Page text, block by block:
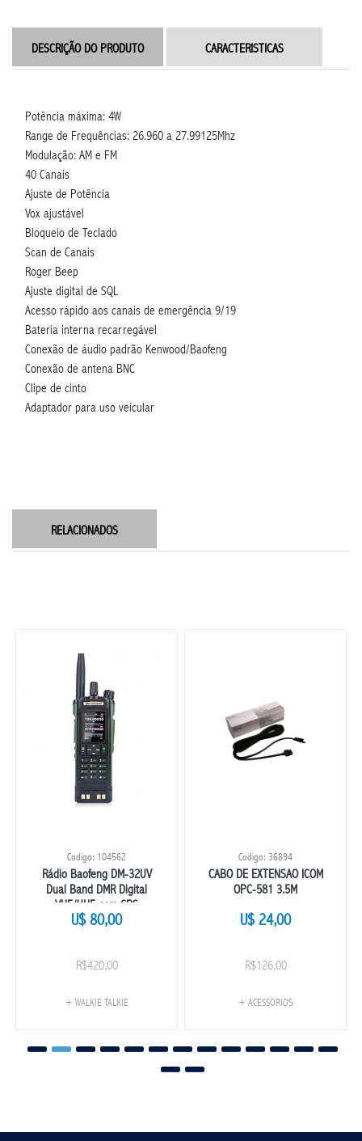
DESCRIÇÃO DO PRODUTO CARACTERISTICAS
Potência máxima: 4W
Range de Frequências: 26.960 a 27.99125Mhz
Modulação: AM e FM
40 Canais
Ajuste de Potência
Vox ajustável
Bloqueio de Teclado
Scan de Canais
Roger Beep
Ajuste digital de SQL
Acesso rápido aos canais de emergência 9/19
Bateria interna recarregável
Conexão de áudio padrão Kenwood/Baofeng
Conexão de antena BNC
Clipe de cinto
Adaptador para uso veícular
RELACIONADOS
Codigo: 104562
Rádio Baofeng DM-32UV
Dual Band DMR Digital
VHF/UHF com GPS
Integrado, APRS, Banda
U$ 80,00
R$420,00
+ WALKIE TALKIE
Codigo: 36894
CABO DE EXTENSAO ICOM
OPC-581 3.5M
U$ 24,00
R$126,00
+ ACESSORIOS